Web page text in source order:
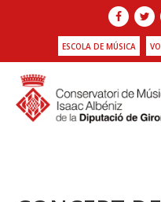
ESCOLA DE MÚSICA